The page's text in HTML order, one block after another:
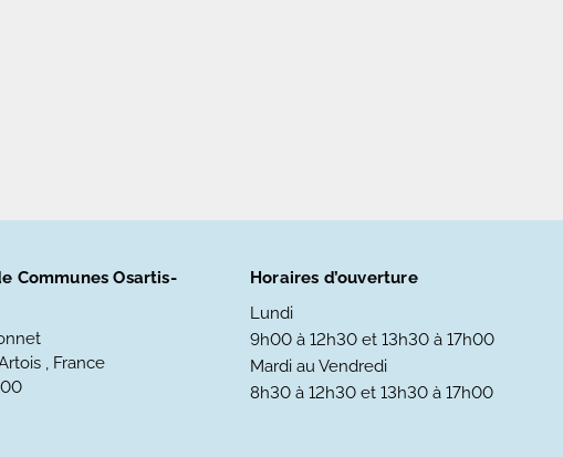
Communes Osartis-
, France
Horaires d’ouverture
Lundi
9h00 à 12h30 et 13h30 à 17h00
Mardi au Vendredi
8h30 à 12h30 et 13h30 à 17h00